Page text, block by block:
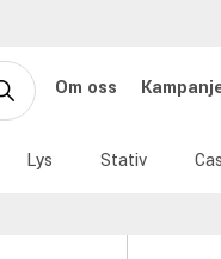
Om oss
Lys Stativ